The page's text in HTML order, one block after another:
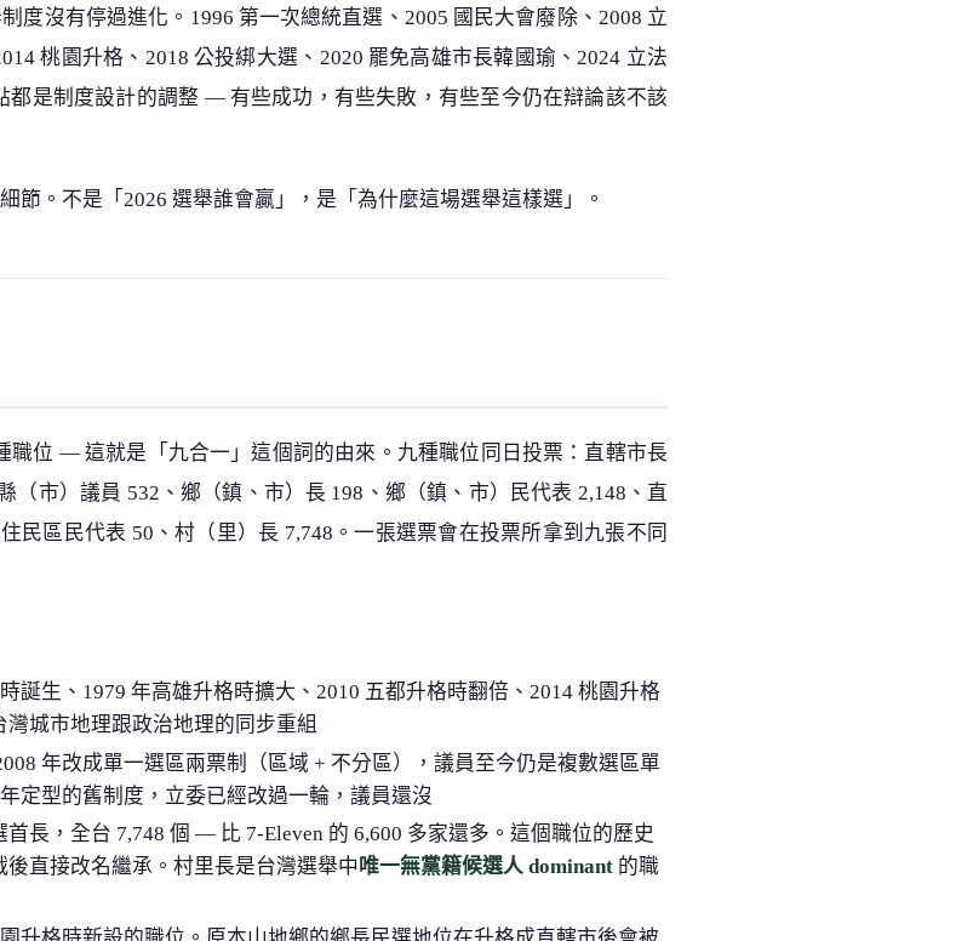
度沒有停過進化。1996 第一次總統直選、2005 國民大會廢除、2008 立
桃園升格、2018 公投綁大選、2020 罷免高雄市長韓國瑜、2024 立法
都是制度設計的調整 — 有些成功，有些失敗，有些至今仍在辯論該不該
節。不是「2026 選舉誰會贏」，是「為什麼這場選舉這樣選」。
職位 — 這就是「九合一」這個詞的由來。九種職位同日投票：直轄市長
（市）議員 532、鄉（鎮、市）長 198、鄉（鎮、市）民代表 2,148、直
民區民代表 50、村（里）長 7,748。一張選票會在投票所拿到九張不同
誕生、1979 年高雄升格時擴大、2010 五都升格時翻倍、2014 桃園升格
城市地理跟政治地理的同步重組
年改成單一選區兩票制（區域 + 不分區），議員至今仍是複數選區單
定型的舊制度，立委已經改過一輪，議員還沒
長，全台 7,748 個 — 比 7-Eleven 的 6,600 多家還多。這個職位的歷史
直接改名繼承。村里長是台灣選舉中唯一無黨籍候選人 dominant 的職